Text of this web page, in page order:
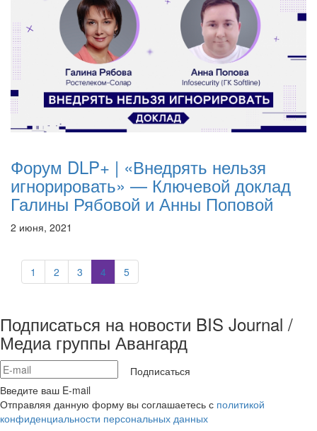
Форум DLP+ | «Внедрять нельзя
игнорировать» — Ключевой доклад
Галины Рябовой и Анны Поповой
2 июня, 2021
1 2 3 4 5
Подписаться на новости BIS Journal /
Медиа группы Авангард
Подписаться
Введите ваш E-mail
Отправляя данную форму вы соглашаетесь с политикой
конфиденциальности персональных данных